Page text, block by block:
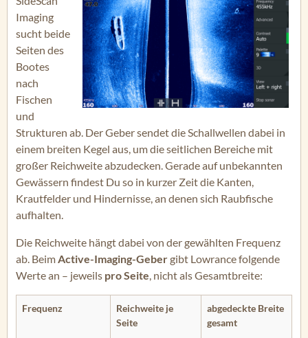
Imaging
sucht beide
Seiten des
Bootes
nach
Fischen
und
Strukturen ab. Der Geber sendet die Schallwellen dabei in
einem breiten Kegel aus, um die seitlichen Bereiche mit
großer Reichweite abzudecken. Gerade auf unbekannten
Gewässern findest Du so in kurzer Zeit die Kanten,
Krautfelder und Hindernisse, an denen sich Raubfische
aufhalten.
Die Reichweite hängt dabei von der gewählten Frequenz
ab. BeimActive-Imaging-Gebergibt Lowrance folgende
Werte an – jeweils pro Seite, nicht als Gesamtbreite:
Frequenz
Reichweite je
Seite
abgedeckte Breite
gesamt